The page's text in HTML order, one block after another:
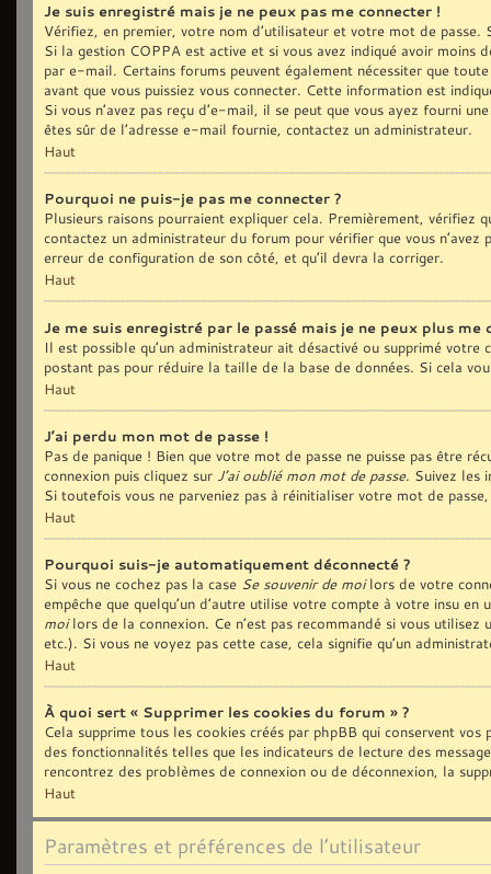
Je suis enregistré mais je ne peux pas me connecter !
Vérifiez, en premier, votre nom d’utilisateur et votre mot de passe.
Si la gestion COPPA est active et si vous avez indiqué avoir moins
par e-mail. Certains forums peuvent également nécessiter que
avant que vous puissiez vous connecter. Cette information est
Si vous n’avez pas reçu d’e-mail, il se peut que vous ayez fourni
êtes sûr de l’adresse e-mail fournie, contactez un administrateur.
Haut
Pourquoi ne puis-je pas me connecter ?
Plusieurs raisons pourraient expliquer cela. Premièrement, vérifiez
contactez un administrateur du forum pour vérifier que vous
erreur de configuration de son côté, et qu’il devra la corriger.
Haut
Je me suis enregistré par le passé mais je ne peux plus me
Il est possible qu’un administrateur ait désactivé ou supprimé
postant pas pour réduire la taille de la base de données. Si cela
Haut
J’ai perdu mon mot de passe !
Pas de panique ! Bien que votre mot de passe ne puisse pas être
connexion puis cliquez sur J’ai oublié mon mot de passe. Suivez les
Si toutefois vous ne parveniez pas à réinitialiser votre mot de
Haut
Pourquoi suis-je automatiquement déconnecté ?
Si vous ne cochez pas la case Se souvenir de moilors de votre
empêche que quelqu’un d’autre utilise votre compte à votre insu
moilors de la connexion. Ce n’est pas recommandé si vous
etc.). Si vous ne voyez pas cette case, cela signifie qu’un
Haut
À quoi sert « Supprimer les cookies du forum » ?
Cela supprime tous les cookies créés par phpBB qui conservent
des fonctionnalités telles que les indicateurs de lecture des
rencontrez des problèmes de connexion ou de déconnexion, la
Haut
Paramètres et préférences de l’utilisateur